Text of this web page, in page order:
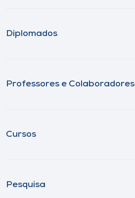
Diplomados
Professores e Colaboradores
Cursos
Pesquisa